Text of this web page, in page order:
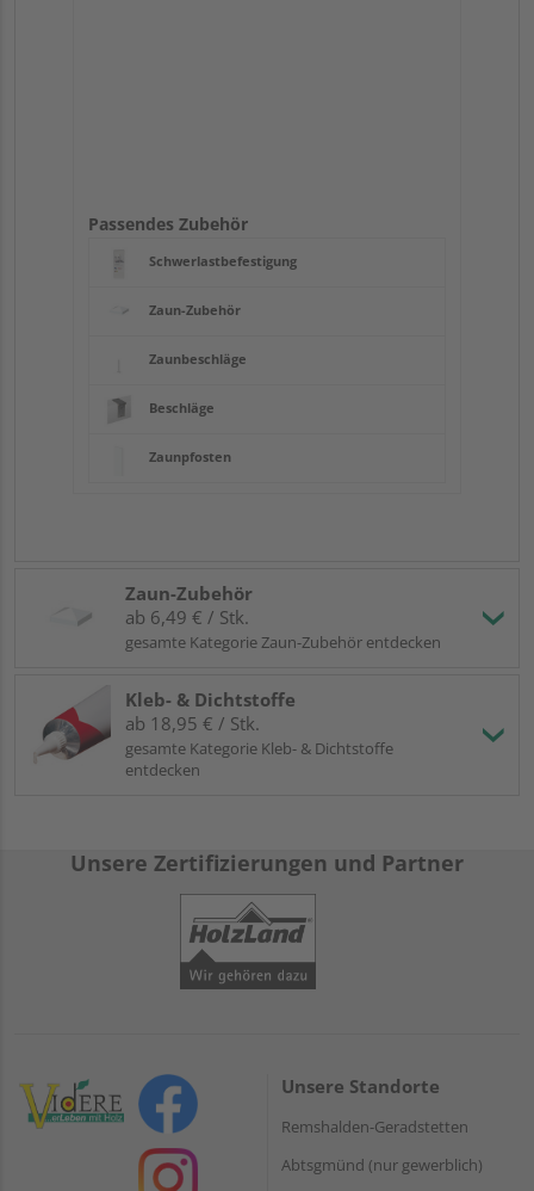
Passendes Zubehör
Schwerlastbefestigung
Zaun-Zubehör
Zaunbeschläge
Beschläge
Zaunpfosten
Zaun-Zubehör
ab 6,49 € / Stk.
gesamte Kategorie Zaun-Zubehör entdecken
Kleb- & Dichtstoffe
ab 18,95 € / Stk.
gesamte Kategorie Kleb- & Dichtstoffe
entdecken
Unsere Zertifizierungen und Partner
Unsere Standorte
Remshalden-Geradstetten
Abtsgmünd (nur gewerblich)